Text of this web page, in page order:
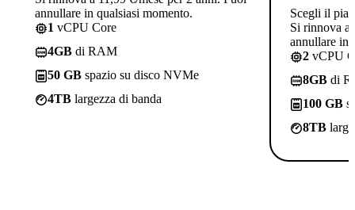
annullare in qualsiasi momento.
1 vCPU Core
4GB di RAM
50 GB spazio su disco NVMe
4TB largezza di banda
Scegli il
Si rinnova a
annullare in
2 vCPU
8GB di
100 GB
8TB